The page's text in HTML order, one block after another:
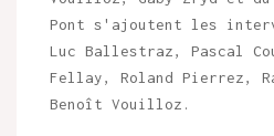
Pont s'ajoutent les
Luc Ballestraz, Pascal
Fellay, Roland Pierrez,
Benoît Vouilloz.